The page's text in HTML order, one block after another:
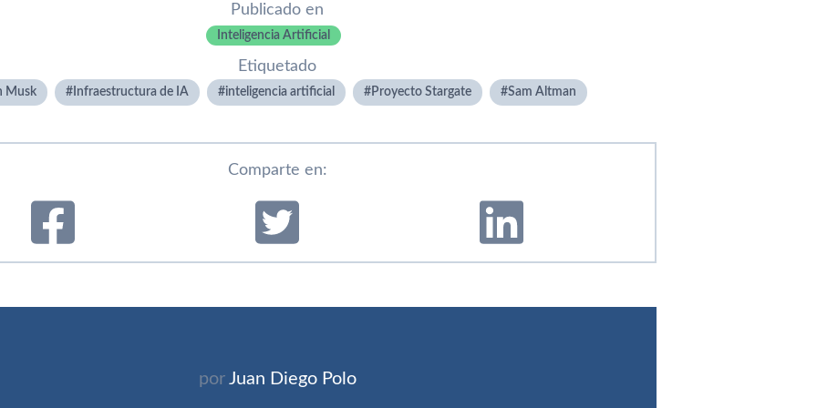
Publicado en
Inteligencia Artificial
Etiquetado
Musk Infraestructura de IA inteligencia artificial Proyecto Stargate Sam Altman
Comparte en:
por Juan Diego Polo